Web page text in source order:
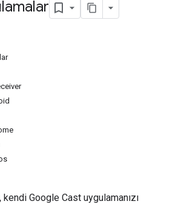
Google Cast uygulamanızı